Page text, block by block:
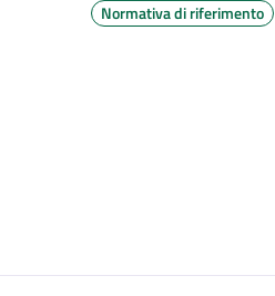
Normativa di riferimento